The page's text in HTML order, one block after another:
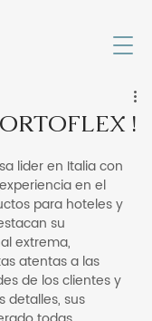
!
lider en Italia con
en el
para hoteles y
su
extrema,
atentas a las
de los clientes y
detalles, sus